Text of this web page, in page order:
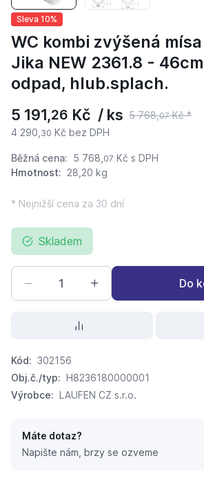
Sleva 10%
WC kombi zvýšená
Jika NEW 2361.8 -
odpad, hlub.splach.
5 191,26 Kč / ks 5 768,07Kč *
4 290, 30 Kč bez DPH
Běžná cena: 5 768, 07 Kč s DPH
Hmotnost: 28,20 kg
* Nejnižší cena za 30 dní
Skladem
Do
Kód: 302156
Obj.č./typ: H8236180000001
Výrobce: LAUFEN CZ s.r.o.
Máte dotaz?
Napište nám, brzy se ozveme